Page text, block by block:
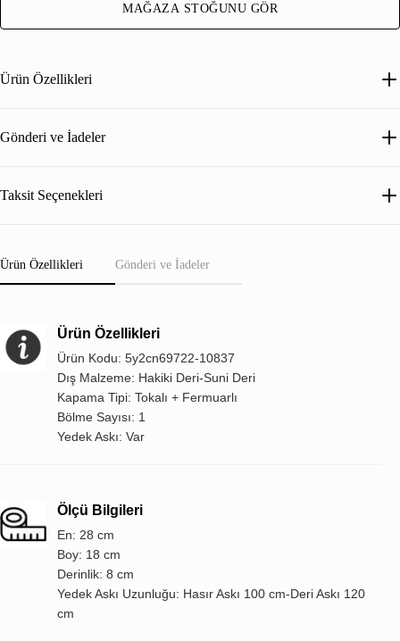
MAĞAZA STOĞUNU GÖR
Ürün Özellikleri
Gönderi ve İadeler
Taksit Seçenekleri
Ürün Özellikleri Gönderi ve İadeler
Ürün Özellikleri
Ürün Kodu: 5y2cn69722-10837
Dış Malzeme: Hakiki Deri-Suni Deri
Kapama Tipi: Tokalı + Fermuarlı
Bölme Sayısı: 1
Yedek Askı: Var
Ölçü Bilgileri
En: 28 cm
Boy: 18 cm
Derinlik: 8 cm
Yedek Askı Uzunluğu: Hasır Askı 100 cm-Deri Askı 120
cm